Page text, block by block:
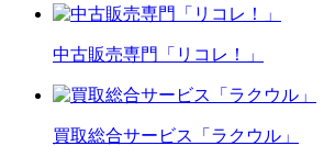
中古販売専門「リコレ！」
買取総合サービス「ラクウル」